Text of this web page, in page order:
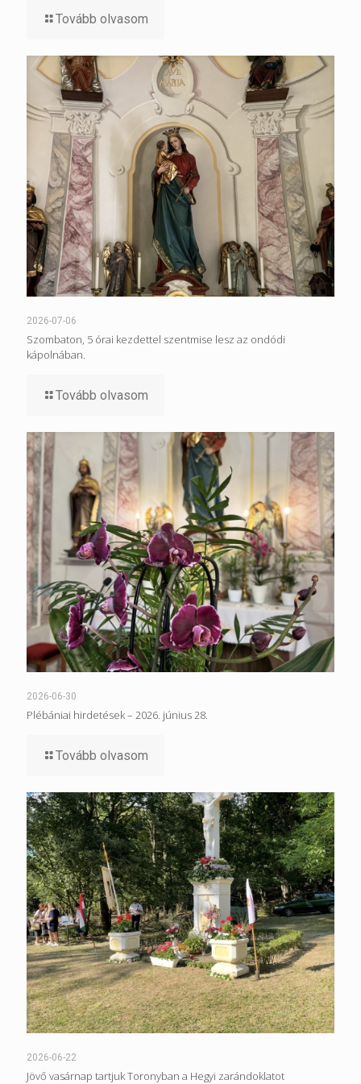
Tovább olvasom
2026-07-06
Szombaton, 5 órai kezdettel szentmise lesz az ondódi
kápolnában.
Tovább olvasom
2026-06-30
Plébániai hirdetések – 2026. június 28.
Tovább olvasom
2026-06-22
Jövő vasárnap tartjuk Toronyban a Hegyi zarándoklatot